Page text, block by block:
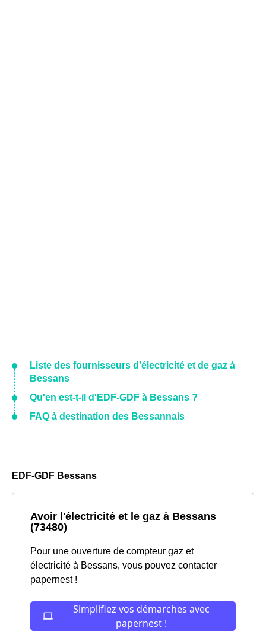
Liste des fournisseurs d'électricité et de gaz à
Bessans
Qu'en est-t-il d'EDF-GDF à Bessans ?
FAQ à destination des Bessannais
EDF-GDF Bessans
Avoir l'électricité et le gaz à Bessans
(73480)
Pour une ouverture de compteur gaz et
électricité à Bessans, vous pouvez contacter
papernest !